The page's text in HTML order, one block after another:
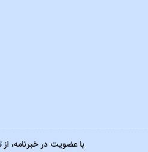
با عضویت در خبرنامه،